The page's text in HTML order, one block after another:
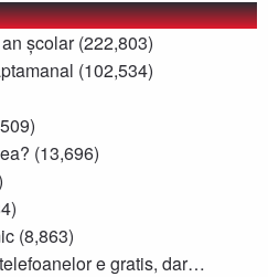
școlar (222,803)
(102,534)
(13,696)
(8,863)
e gratis, dar…